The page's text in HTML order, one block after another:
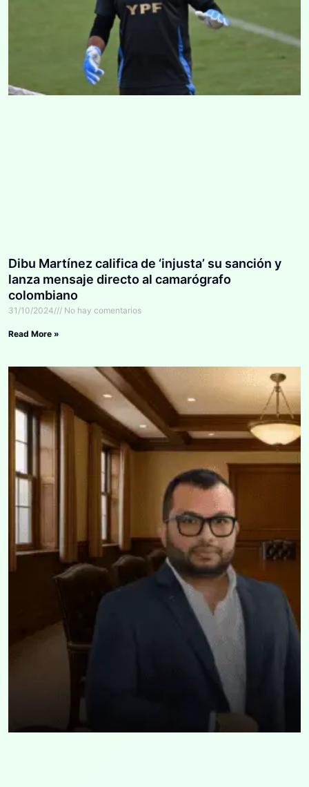
Dibu Martínez califica de ‘injusta’ su sanción y
lanza mensaje directo al camarógrafo
colombiano
31/10/2024 No hay comentarios
Read More »